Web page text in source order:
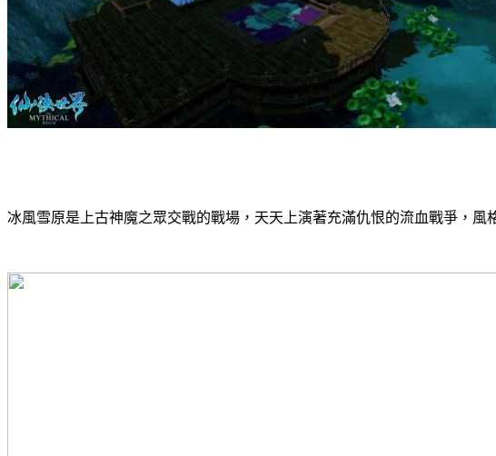
冰風雪原是上古神魔之眾交戰的戰場，天天上演著充滿仇恨的流血戰爭，風